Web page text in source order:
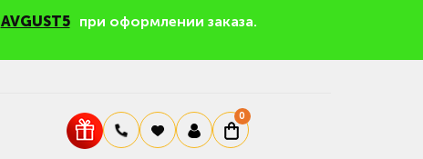
AVGUST5 при оформлении заказа.
0